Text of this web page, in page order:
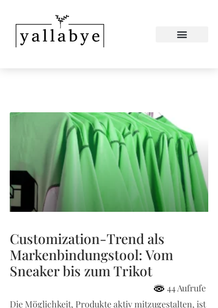
Customization-Trend als
Markenbindungstool: Vom
Sneaker bis zum Trikot
44 Aufrufe
Die Möglichkeit, Produkte aktiv mitzugestalten, ist